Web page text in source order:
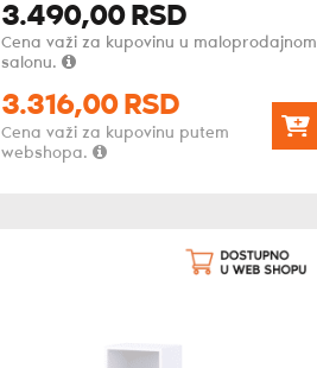
3.490,00 RSD
Cena važi za kupovinu u maloprodajnom
salonu.
3.316,00 RSD
Cena važi za kupovinu putem
webshopa.